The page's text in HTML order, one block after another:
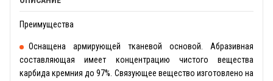
Преимущества
Оснащена армирующей тканевой основой. Абразивная
составляющая имеет концентрацию чистого вещества
карбида кремния до 97%. Связующее вещество изготовлено на